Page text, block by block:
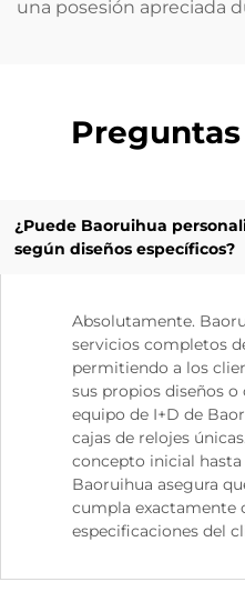
una posesión apreciada
¿Puede Baoruihua
según diseños específicos?
Absolutamente.
servicios completos
permitiendo a los
sus propios diseños o
equipo de I+D de
cajas de relojes
concepto inicial
Baoruihua asegura
cumpla exactamente
especificaciones del